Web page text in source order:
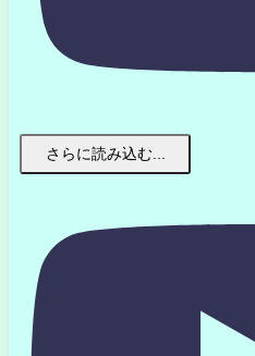
さらに読み込む...